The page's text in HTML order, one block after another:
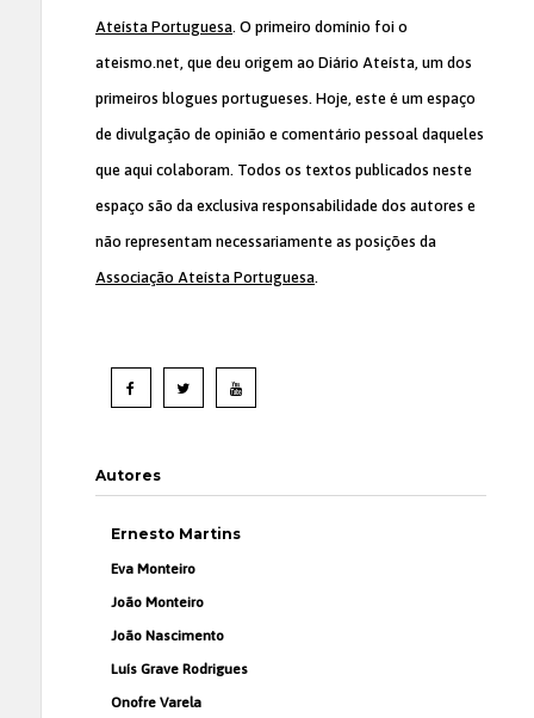
Ateísta Portuguesa. O primeiro domínio foi o
ateismo.net, que deu origem ao Diário Ateísta, um dos
primeiros blogues portugueses. Hoje, este é um espaço
de divulgação de opinião e comentário pessoal daqueles
que aqui colaboram. Todos os textos publicados neste
espaço são da exclusiva responsabilidade dos autores e
não representam necessariamente as posições da
Associação Ateísta Portuguesa.
Autores
Ernesto Martins
Eva Monteiro
João Monteiro
João Nascimento
Luís Grave Rodrigues
Onofre Varela